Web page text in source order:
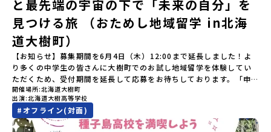
学3年生【宿泊先】ありこや（佐賀県西松浦郡有田町）※地域みらい
留学生が活用している宿泊施設（シェアハウス）です。※1室1名で
宿泊いただく予定です。 【旅行代金】無料※旅行代金に含まれる費
用のうち、以下の内容が無料となります：・宿泊費（1泊分）・プロ
グラム内のアクティビティ・体験費用・一部の食事代*以下の費用は
参加者のご負担となります・集合場所までの往復交通費・お土産代
や自由時間の個人飲食費などの個人的費用【募集人数】最大5名（お
申し込み多数の場合は抽選の上決定）【参加者決定】お申し込み多
数の場合は、締め切り後1週間を目途に当落結果をご連絡いたしま
す。【申し込み受付期間】5月7日(木)12：00 から 5月21日(木)
12：00まで疑問も不安もワクワクに変える！「おためし地域留学」
（みなもとのよしつね）とも縁が深いとされている地域で、義経を
祀った神社や公園などが存在し、アイヌ民族と日本の歴史を交差す
る瞬間を肌で体感できる町です。北の大地で育まれた「アイヌ文
化」とは？「アイヌ」の文化は北海道を中心とした北部周辺で、先
住民族である「アイヌ民族」によって大切に育まれてきた文化で
す。日本語とは異なる響きを持つ「アイヌ語」や、自然界のあらゆ
る物に「魂」が宿ると考える「精神文化」、祭りや家庭での行事な
どに踊られる「古式舞踊」、独特の文様による刺繍（ししゅう）、
木彫り等の工芸など、ユニークな文化が存在します。アイヌ文化で
は、人間のまわりに存在する生き物や自然のチカラ、暮らしの道具
のうち、人間にとって大切な役割を持っているものを「カムイ」と
と最先端の宇宙の下で「未来の自分」を
見つける旅 （おためし地域留学 in北海
道大樹町）
【お知らせ】募集期間を6月4日（木）12:00まで延長しました！よ
り多くの中学生の皆さんに大樹町でのお試し地域留学を体験してい
ただくため、受付期間を延長して応募をお待ちしております。「申
し込みのタイミングを逃してしまった」という方も、この機会にぜ
ひ一歩踏み出してみませんか？※都合により締め切りを早める場合
がございます。お早目にご応募ください！-------------------------
-------------------＼返還不要・3年間最大72万／💡北海道の高校留
開催場所 北海道大樹町
出演 北海道大樹高等学校
#オフライン(対面)